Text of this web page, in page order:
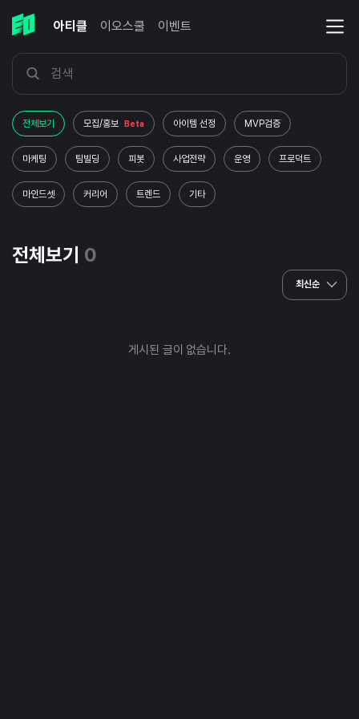
아티클 이오스쿨 이벤트
전체보기 모집/홍보 Beta 아이템 선정 MVP검증
마케팅 팀빌딩 피봇 사업전략 운영 프로덕트
마인드셋 커리어 트렌드 기타
전체보기 0
최신순
게시된 글이 없습니다.